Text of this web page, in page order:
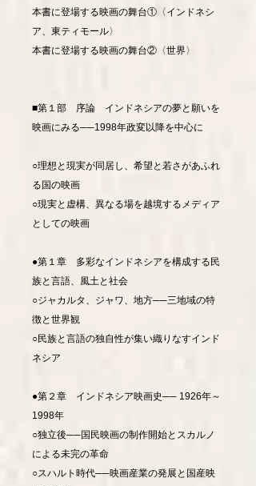
本書に登場する映画の舞台①〈インドネシ
ア、東ティモール〉
本書に登場する映画の舞台②〈世界〉
■第１部 序論 インドネシアの夢と願いを
映画にみる──1998年政変以降を中心に
○理想と現実が同居し、希望と若さがあふれ
る国の映画
○現実と虚構、異なる場を越境するメディア
としての映画
●第１章 多彩なインドネシアを構成する民
族と言語、風土と社会
○ジャカルタ、ジャワ、地方──三地域の特
徴と世界観
○民族と言語の独自性が集い織りなすインド
ネシア
●第２章 インドネシア映画史── 1926年～
1998年
○独立後──国民映画の制作開始とスカルノ
による未完の革命
○スハルト時代──映画産業の発展と国産映